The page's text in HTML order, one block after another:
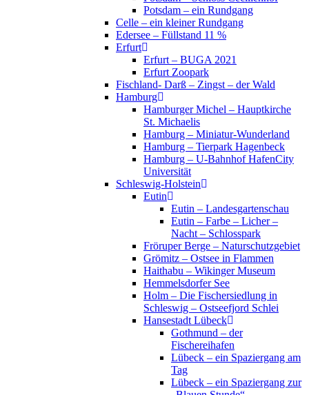
Potsdam – ein Rundgang
Celle – ein kleiner Rundgang
Edersee – Füllstand 11 %
Erfurt
Erfurt – BUGA 2021
Erfurt Zoopark
Fischland- Darß – Zingst – der Wald
Hamburg
Hamburger Michel – Hauptkirche
St. Michaelis
Hamburg – Miniatur-Wunderland
Hamburg – Tierpark Hagenbeck
Hamburg – U-Bahnhof HafenCity
Universität
Schleswig-Holstein
Eutin
Eutin – Landesgartenschau
Eutin – Farbe – Licher –
Nacht – Schlosspark
Fröruper Berge – Naturschutzgebiet
Grömitz – Ostsee in Flammen
Haithabu – Wikinger Museum
Hemmelsdorfer See
Holm – Die Fischersiedlung in
Schleswig – Ostseefjord Schlei
Hansestadt Lübeck
Gothmund – der
Fischereihafen
Lübeck – ein Spaziergang am
Tag
Lübeck – ein Spaziergang zur